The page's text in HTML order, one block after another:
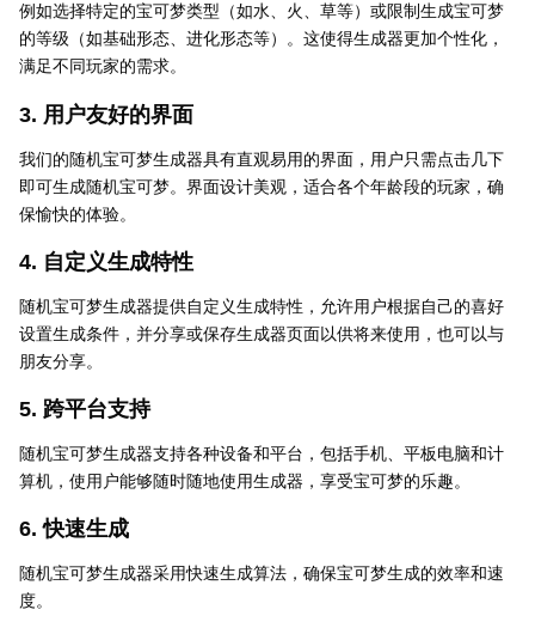
例如选择特定的宝可梦类型（如水、火、草等）或限制生成宝可梦
的等级（如基础形态、进化形态等）。这使得生成器更加个性化，
满足不同玩家的需求。
3. 用户友好的界面
我们的随机宝可梦生成器具有直观易用的界面，用户只需点击几下
即可生成随机宝可梦。界面设计美观，适合各个年龄段的玩家，确
保愉快的体验。
4. 自定义生成特性
随机宝可梦生成器提供自定义生成特性，允许用户根据自己的喜好
设置生成条件，并分享或保存生成器页面以供将来使用，也可以与
朋友分享。
5. 跨平台支持
随机宝可梦生成器支持各种设备和平台，包括手机、平板电脑和计
算机，使用户能够随时随地使用生成器，享受宝可梦的乐趣。
6. 快速生成
随机宝可梦生成器采用快速生成算法，确保宝可梦生成的效率和速
度。